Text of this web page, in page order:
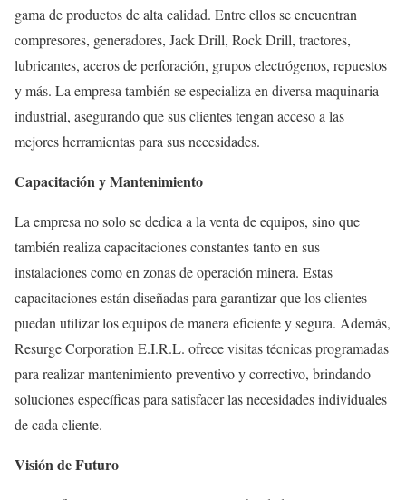
gama de productos de alta calidad. Entre ellos se encuentran
compresores, generadores, Jack Drill, Rock Drill, tractores,
lubricantes, aceros de perforación, grupos electrógenos, repuestos
y más. La empresa también se especializa en diversa maquinaria
industrial, asegurando que sus clientes tengan acceso a las
mejores herramientas para sus necesidades.
Capacitación y Mantenimiento
La empresa no solo se dedica a la venta de equipos, sino que
también realiza capacitaciones constantes tanto en sus
instalaciones como en zonas de operación minera. Estas
capacitaciones están diseñadas para garantizar que los clientes
puedan utilizar los equipos de manera eficiente y segura. Además,
Resurge Corporation E.I.R.L. ofrece visitas técnicas programadas
para realizar mantenimiento preventivo y correctivo, brindando
soluciones específicas para satisfacer las necesidades individuales
de cada cliente.
Visión de Futuro